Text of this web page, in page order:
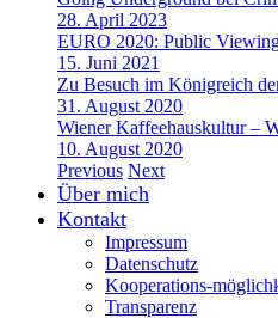
28. April 2023
EURO 2020: Public
15. Juni 2021
Zu Besuch im Königreich
31. August 2020
Wiener Kaffeehauskultur –
10. August 2020
Previous Next
Über mich
Kontakt
Impressum
Datenschutz
Kooperations-
Transparenz